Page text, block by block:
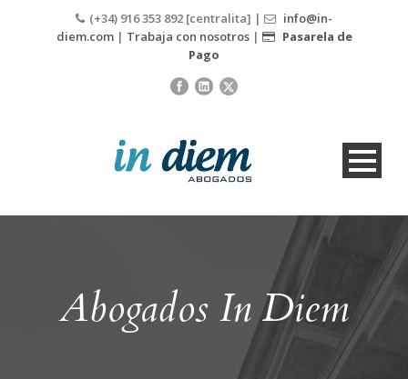
(+34) 916 353 892 [centralita] |
info@in-
diem.com| Trabaja con nosotros|
Pasarela de
Pago
Abogados In Diem